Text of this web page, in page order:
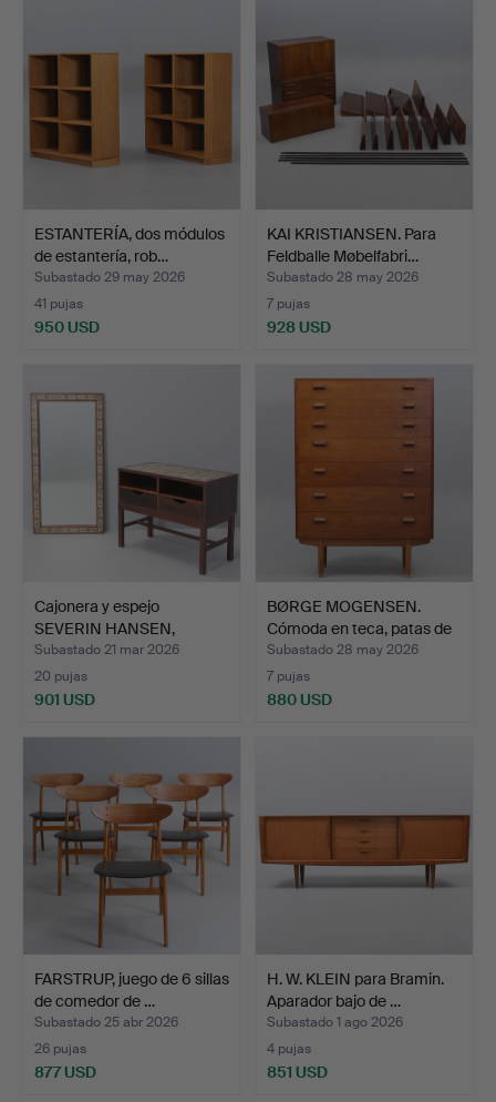
ESTANTERÍA, dos módulos
de estantería, rob…
Subastado 29 may 2026
41 pujas
950 USD
KAI KRISTIANSEN. Para
Feldballe Møbelfabri…
Subastado 28 may 2026
7 pujas
928 USD
Cajonera y espejo
SEVERIN HANSEN,
palisand…
Subastado 21 mar 2026
20 pujas
901 USD
BØRGE MOGENSEN.
Cómoda en teca, patas de
r…
Subastado 28 may 2026
7 pujas
880 USD
FARSTRUP, juego de 6 sillas
de comedor de …
Subastado 25 abr 2026
26 pujas
877 USD
H. W. KLEIN para Bramin.
Aparador bajo de …
Subastado 1 ago 2026
4 pujas
851 USD